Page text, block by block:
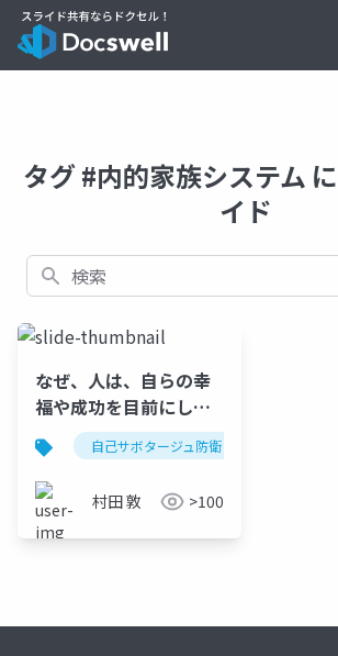
タグ #内的家族システム
イド
検索
なぜ、人は、自らの幸
福や成功を目前にし
て、それを自ら破壊し
てしまうのか：哀しき
忠誠の解体と実存的自
律の回復
自己サボタージュ防衛
村田 敦 >100